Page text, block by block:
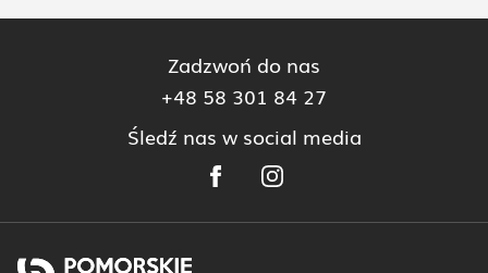
Zadzwoń do nas
+48 58 301 84 27
Śledź nas w social media